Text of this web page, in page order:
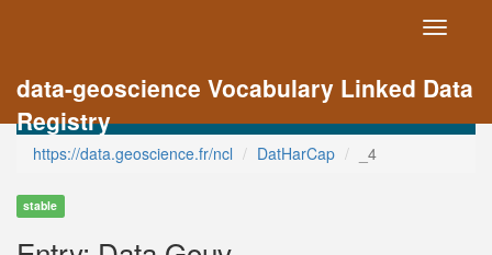
Toggle
data-geoscience Vocabulary Linked Data
Registry
https://data.geoscience.fr/ncl DatHarCap _4
stable